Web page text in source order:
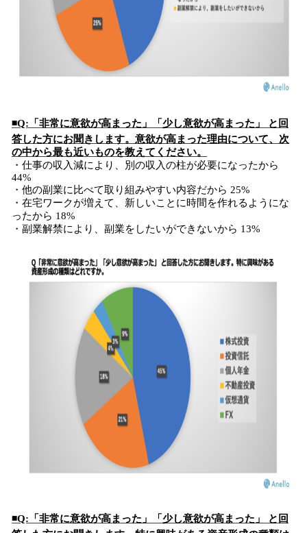
◾️Q:「非常に意欲が高まった」「少し意欲が高まった」 と回
答した方にお聞きします。意欲が高まった理由について、次
の中から最も近いものを教えてください。
・仕事の収入減により、別の収入の柱が必要になったから
44%
・他の副業に比べて取り組みやすい内容だから 25%
・在宅ワークが増えて、新しいことに時間を作れるようにな
ったから 18%
・副業解禁により、副業をしたいができないから 13%
◾️Q:「非常に意欲が高まった」「少し意欲が高まった」 と回